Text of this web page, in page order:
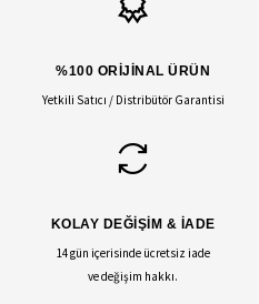
%100 ORİJİNAL ÜRÜN
Yetkili Satıcı / Distribütör Garantisi
KOLAY DEĞİŞİM & İADE
14 gün içerisinde ücretsiz iade
ve değişim hakkı.